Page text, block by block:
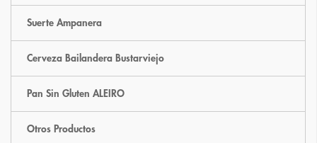
Suerte Ampanera
Cerveza Bailandera Bustarviejo
Pan Sin Gluten ALEIRO
Otros Productos